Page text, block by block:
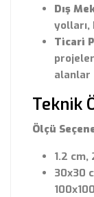
Dış
yolları,
Ticari
alanlar
Teknik
Ölçü
1.2 cm,
30x30